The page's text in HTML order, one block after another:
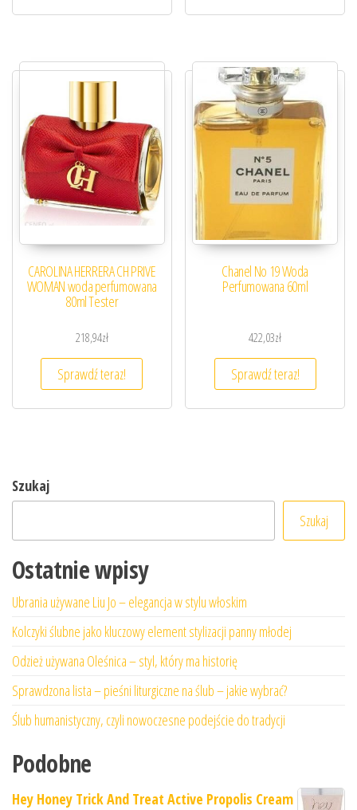
CAROLINA HERRERA CH PRIVE
WOMAN woda perfumowana
80ml Tester
218,94zł
Sprawdź teraz!
Chanel No 19 Woda
Perfumowana 60ml
422,03zł
Sprawdź teraz!
Szukaj
Szukaj
Ostatnie wpisy
Ubrania używane Liu Jo – elegancja w stylu włoskim
Kolczyki ślubne jako kluczowy element stylizacji panny młodej
Odzież używana Oleśnica – styl, który ma historię
Sprawdzona lista – pieśni liturgiczne na ślub – jakie wybrać?
Ślub humanistyczny, czyli nowoczesne podejście do tradycji
Podobne
Hey Honey Trick And Treat Active Propolis Cream